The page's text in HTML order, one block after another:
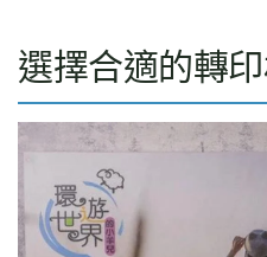
選擇合適的轉